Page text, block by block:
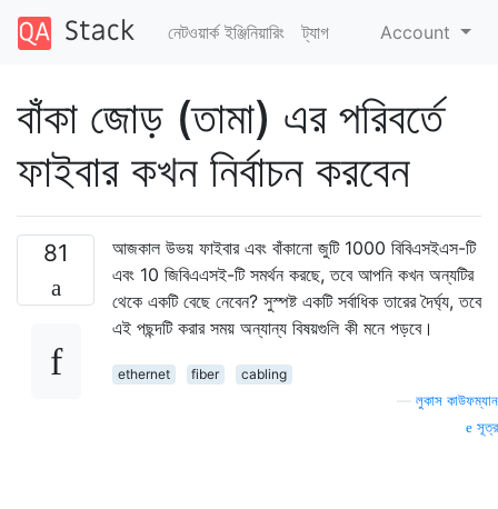
নেটওয়ার্ক ইঞ্জিনিয়ারিং ট্যাগ Account
বাঁকা জোড় (তামা) এর পরিবর্তে
ফাইবার কখন নির্বাচন করবেন
81
আজকাল উভয় ফাইবার এবং বাঁকানো জুটি 1000 বিবিএসইএস-টি
এবং 10 জিবিএএসই-টি সমর্থন করছে, তবে আপনি কখন অন্যটির
থেকে একটি বেছে নেবেন? সুস্পষ্ট একটি সর্বাধিক তারের দৈর্ঘ্য, তবে
এই পছন্দটি করার সময় অন্যান্য বিষয়গুলি কী মনে পড়বে।
ethernet fiber
cabling
লুকাস কাউফম্যান
সূত্র